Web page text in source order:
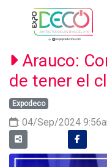
Arauco:
de tener el
Expodeco
: 04/Sep/2024